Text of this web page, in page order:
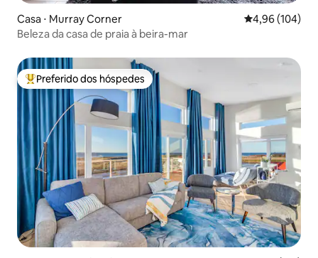
Casa ⋅ Murray Corner 4,96 de uma
4,96 (104)
Beleza da casa de praia à beira-mar
Entre os melhores preferidos dos hóspedes
Preferido dos hóspedes